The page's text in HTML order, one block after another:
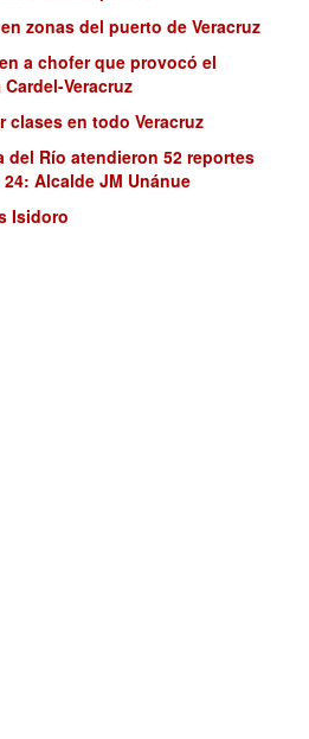
zonas del puerto de Veracruz
a chofer que provocó el
Veracruz
clases en todo Veracruz
del Río atendieron 52 reportes
Alcalde JM Unánue
Isidoro